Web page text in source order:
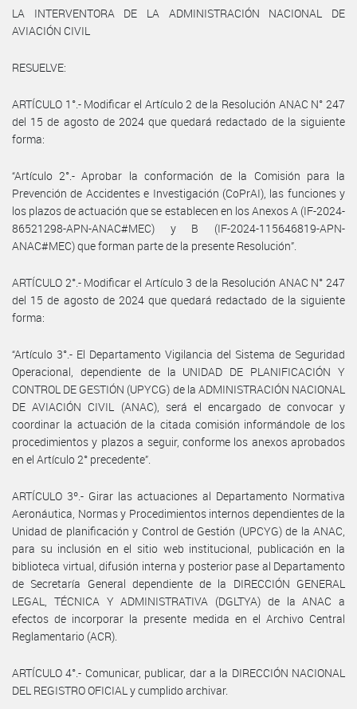
LA INTERVENTORA DE LA ADMINISTRACIÓN NACIONAL DE
AVIACIÓN CIVIL
RESUELVE:
ARTÍCULO 1°.- Modificar el Artículo 2 de la Resolución ANAC N° 247
del 15 de agosto de 2024 que quedará redactado de la siguiente
forma:
“Artículo 2°.- Aprobar la conformación de la Comisión para la
Prevención de Accidentes e Investigación (CoPrAI), las funciones y
los plazos de actuación que se establecen en los Anexos A (IF-2024-
86521298-APN-ANAC#MEC) y B (IF-2024-115646819-APN-
ANAC#MEC) que forman parte de la presente Resolución”.
ARTÍCULO 2°.- Modificar el Artículo 3 de la Resolución ANAC N° 247
del 15 de agosto de 2024 que quedará redactado de la siguiente
forma:
“Artículo 3°.- El Departamento Vigilancia del Sistema de Seguridad
Operacional, dependiente de la UNIDAD DE PLANIFICACIÓN Y
CONTROL DE GESTIÓN (UPYCG) de la ADMINISTRACIÓN NACIONAL
DE AVIACIÓN CIVIL (ANAC), será el encargado de convocar y
coordinar la actuación de la citada comisión informándole de los
procedimientos y plazos a seguir, conforme los anexos aprobados
en el Artículo 2° precedente”.
ARTÍCULO 3º.- Girar las actuaciones al Departamento Normativa
Aeronáutica, Normas y Procedimientos internos dependientes de la
Unidad de planificación y Control de Gestión (UPCYG) de la ANAC,
para su inclusión en el sitio web institucional, publicación en la
biblioteca virtual, difusión interna y posterior pase al Departamento
de Secretaría General dependiente de la DIRECCIÓN GENERAL
LEGAL, TÉCNICA Y ADMINISTRATIVA (DGLTYA) de la ANAC a
efectos de incorporar la presente medida en el Archivo Central
Reglamentario (ACR).
ARTÍCULO 4°.- Comunicar, publicar, dar a la DIRECCIÓN NACIONAL
DEL REGISTRO OFICIAL y cumplido archivar.